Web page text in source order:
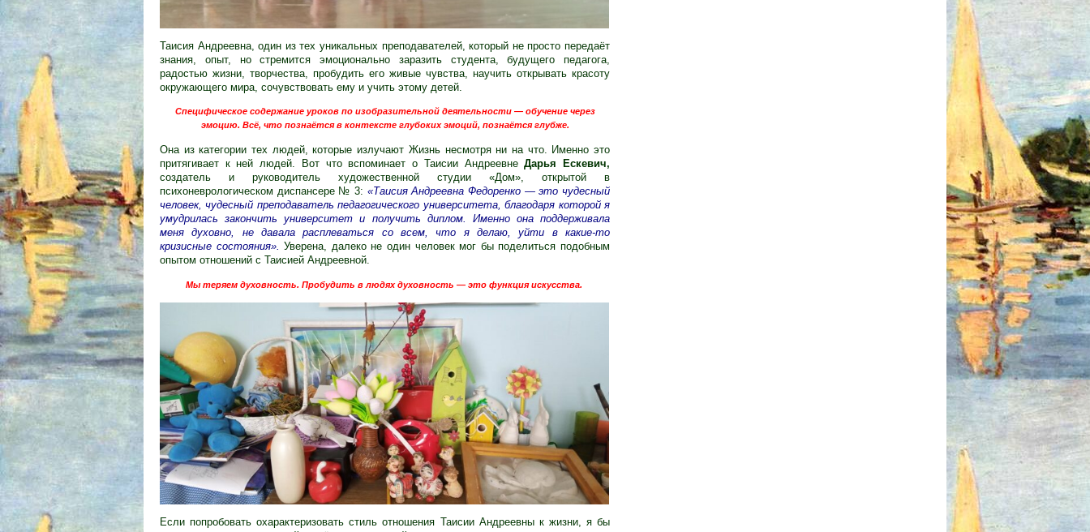
Таисия Андреевна, один из тех уникальных преподавателей, который не просто передаёт
знания, опыт, но стремится эмоционально заразить студента, будущего педагога,
радостью жизни, творчества, пробудить его живые чувства, научить открывать красоту
окружающего мира, сочувствовать ему и учить этому детей.
Специфическое содержание уроков по изобразительной деятельности — обучение через
эмоцию. Всё, что познаётся в контексте глубоких эмоций, познаётся глубже.
Она из категории тех людей, которые излучают Жизнь несмотря ни на что. Именно это
притягивает к ней людей. Вот что вспоминает о Таисии АндреевнеДарья Ескевич,
создатель и руководитель художественной студии «Дом», открытой в
психоневрологическом диспансере № 3: «Таисия Андреевна Федоренко — это чудесный
человек, чудесный преподаватель педагогического университета, благодаря которой я
умудрилась закончить университет и получить диплом. Именно она поддерживала
меня духовно, не давала расплеваться со всем, что я делаю, уйти в какие-то
кризисные состояния».Уверена, далеко не один человек мог бы поделиться подобным
опытом отношений с Таисией Андреевной.
Мы теряем духовность. Пробудить в людях духовность — это функция искусства.
Если попробовать охарактеризовать стиль отношения Таисии Андреевны к жизни, я бы